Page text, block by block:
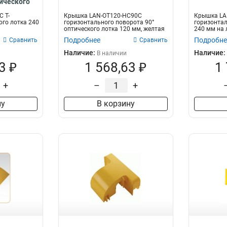
LAN-OT240-VT120 1
LAN-OT240-VT120C 1
LAN-OT240-HT120
LAN-OT240-HT120C
LAN-OT240-RD120 1
LAN-OT240-RD120C 1
ETC
Т-
лотка 240
Сравнить
₽
+
Крышка LAN-OT120-HC90C
горизонтального поворота 90°
оптического лотка 120 мм, желтая
Подробнее Сравнить
Наличие: В наличии
1 568,63 ₽
– +
В корзину
Крышка
240 мм на
Наличие:
1